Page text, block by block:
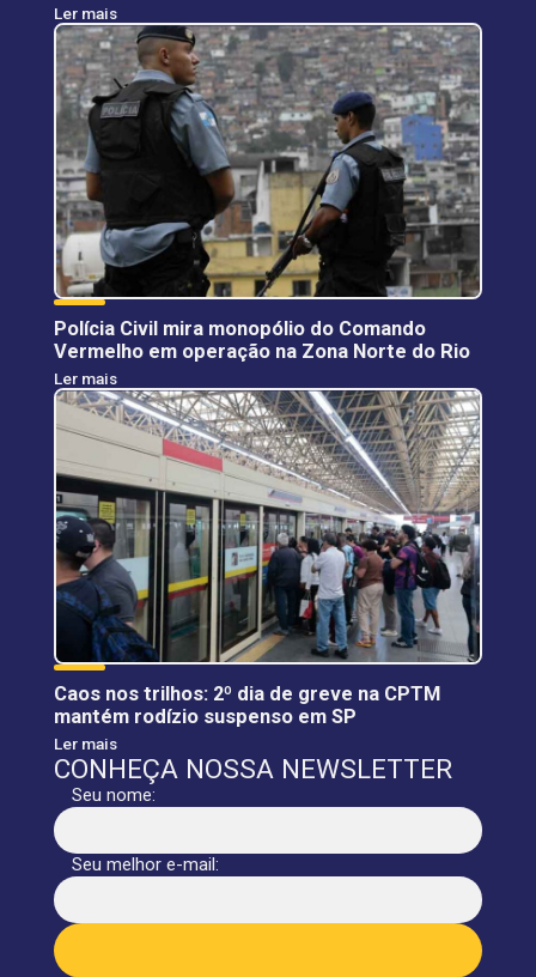
Ler mais
Polícia Civil mira monopólio do Comando
Vermelho em operação na Zona Norte do Rio
Ler mais
Caos nos trilhos: 2º dia de greve na CPTM
mantém rodízio suspenso em SP
Ler mais
CONHEÇA NOSSA NEWSLETTER
Seu nome:
Seu melhor e-mail: